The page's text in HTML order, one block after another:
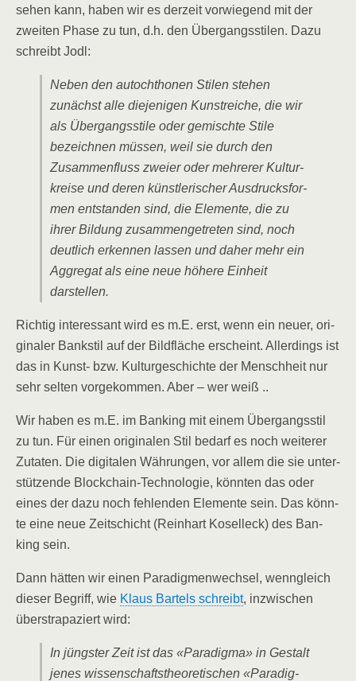
sehen kann, haben wir es der­zeit vor­wie­gend mit der
zwei­ten Pha­se zu tun, d.h. den Über­gangs­sti­len. Dazu
schreibt Jodl:
Neben den auto­chtho­nen Sti­len ste­hen
zunächst alle die­je­ni­gen Kunst­rei­che, die wir
als Über­gangs­sti­le oder gemisch­te Sti­le
bezeich­nen müs­sen, weil sie durch den
Zusam­men­fluss zwei­er oder meh­re­rer Kul­tur­
krei­se und deren künst­le­ri­scher Aus­drucks­for­
men ent­stan­den sind, die Ele­men­te, die zu
ihrer Bil­dung zusam­men­ge­tre­ten sind, noch
deut­lich erken­nen las­sen und daher mehr ein
Aggre­gat als eine neue höhe­re Ein­heit
darstellen.
Rich­tig inter­es­sant wird es m.E. erst, wenn ein neu­er, ori­
gi­na­ler Bank­stil auf der Bild­flä­che erscheint. Aller­dings ist
das in Kunst- bzw. Kul­tur­ge­schich­te der Mensch­heit nur
sehr sel­ten vor­ge­kom­men. Aber – wer weiß ..
Wir haben es m.E. im Ban­king mit einem Über­gangs­stil
zu tun. Für einen ori­gi­na­len Stil bedarf es noch wei­te­rer
Zuta­ten. Die digi­ta­len Wäh­run­gen, vor allem die sie unter­
stüt­zen­de Block­chain-Tech­no­lo­gie, könn­ten das oder
eines der dazu noch feh­len­den Ele­men­te sein. Das könn­
te eine neue Zeit­schicht (Rein­hart Koselleck) des Ban­
king sein.
Dann hät­ten wir einen Para­dig­men­wech­sel, wenn­gleich
die­ser Begriff, wie Klaus Bartels schreibt, inzwi­schen
über­stra­pa­ziert wird:
In jüngs­ter Zeit ist das «Para­dig­ma» in Gestalt
jenes wis­sen­schafts­theo­re­ti­schen «Para­dig­